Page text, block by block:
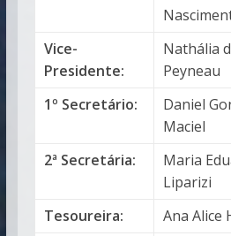
Vice-
Presidente:
Nathália
Peyneau
1º Secretário:
Daniel
Maciel
2ª Secretária:
Maria
Liparizi
Tesoureira:
Ana Alice